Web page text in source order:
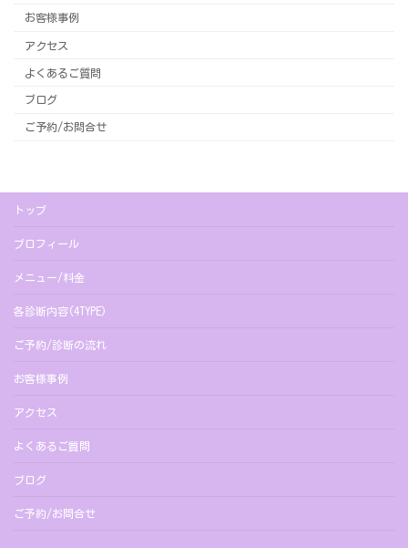
お客様事例
アクセス
よくあるご質問
ブログ
ご予約/お問合せ
トップ
プロフィール
メニュー/料金
各診断内容(4TYPE)
ご予約/診断の流れ
お客様事例
アクセス
よくあるご質問
ブログ
ご予約/お問合せ